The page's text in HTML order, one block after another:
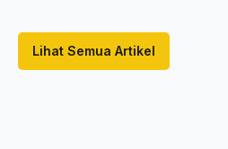
Lihat Semua Artikel